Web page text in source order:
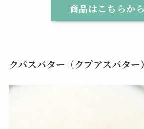
商品はこちらから
クパスバター（クプアスバター）